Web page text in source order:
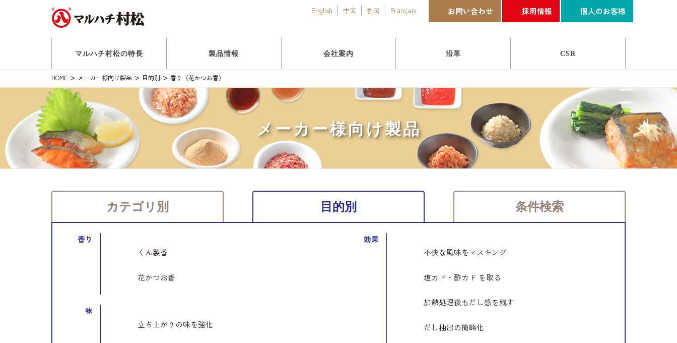
お問い合わせ 採用情報 個人のお客様
English 中文 한국 Français
マルハチ村松の特長 製品情報 会社案内 沿革 CSR
HOME メーカー様向け製品 目的別 香り（花かつお香）
メーカー様向け製品
カテゴリ別 目的別 条件検索
香り
くん製香
花かつお香
味
立ち上がりの味を強化
効果
不快な風味をマスキング
塩カド・酢カド を取る
加熱処理後もだし感を残す
だし抽出の簡略化